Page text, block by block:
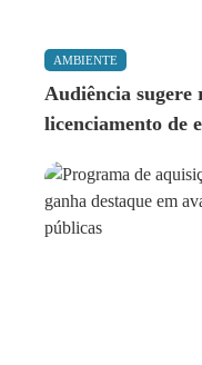
AMBIENTE
Audiência sugere
licenciamento de